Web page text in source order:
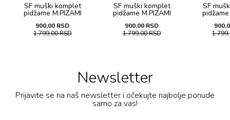
SF muški kоmplеt
pidžamе M.PIZAMI
SP.OFFER WEEKEND KD
SS26
900,00 RSD
1.799,00RSD
SF muški kоmplеt
pidžamе M.PIZAMI
SP.OFFER GIN KD SS26
900,00 RSD
1.799,00RSD
SF
SP.OFFER
Newsletter
Prijavite se na naš newsletter i očekujte najbolje ponude
samo za vas!